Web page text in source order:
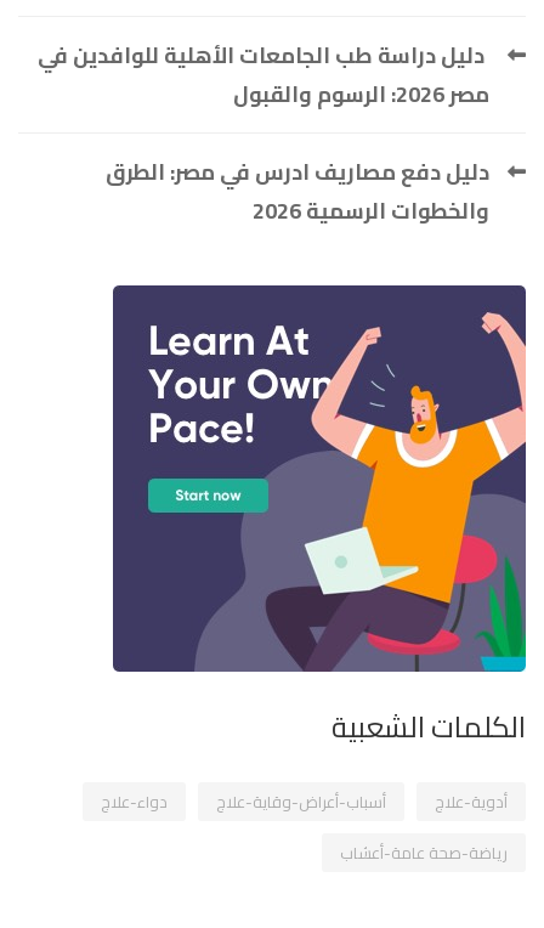
دليل دراسة طب الجامعات الأهلية للوافدين في
مصر 2026: الرسوم والقبول
دليل دفع مصاريف ادرس في مصر: الطرق
والخطوات الرسمية 2026
الكلمات الشعبية
أدوية-علاج أسباب-أعراض-وقاية-علاج
دواء-علاج
رياضة-صحة عامة-أعشاب